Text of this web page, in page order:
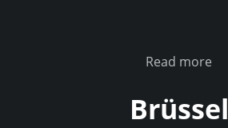
Read more
Brüssel